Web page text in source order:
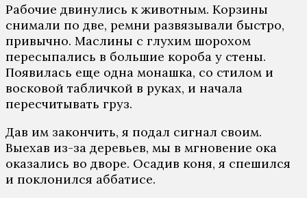
Рабочие двинулись к животным. Корзины
снимали по две, ремни развязывали быстро,
привычно. Маслины с глухим шорохом
пересыпались в большие короба у стены.
Появилась еще одна монашка, со стилом и
восковой табличкой в руках, и начала
пересчитывать груз.
Дав им закончить, я подал сигнал своим.
Выехав из-за деревьев, мы в мгновение ока
оказались во дворе. Осадив коня, я спешился
и поклонился аббатисе.